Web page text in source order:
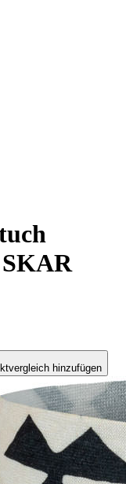
hinzufügen